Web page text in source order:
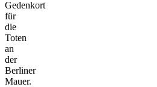
Gedenkort
für
die
Toten
an
der
Berliner
Mauer.